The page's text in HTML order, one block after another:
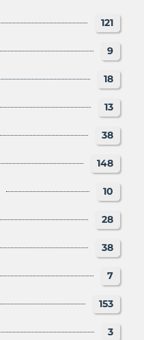
121
9
18
13
38
148
10
28
38
7
153
3